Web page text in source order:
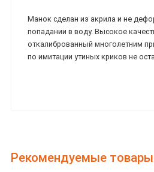
Манок сделан из акрила и не
попадании в воду. Высокое
откалиброванный многолетним
по имитации утиных криков не
Рекомендуемые товары